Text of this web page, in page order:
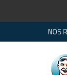
NOS